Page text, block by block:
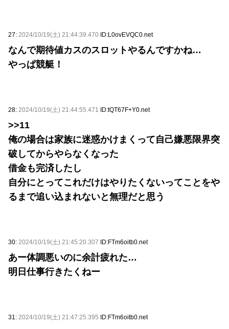
27: 2024/10/19(土) 21:44:39.470 ID:L0ovEVQC0.net
なんで期待値カスのスロットやるんですかね…
やっぱ競艇！
28: 2024/10/19(土) 21:44:55.471 ID:tQT67F+Y0.net
>>11
俺の場合は家族に迷惑かけまくって自己嫌悪限界突
破してからやらなくなった
借金も完済したし
自分にとってこれだけはやりたくないってことをや
るまで追い込まれないと無理だと思う
30: 2024/10/19(土) 21:45:20.307 ID:FTm6oitb0.net
あー体調悪いのに余計疲れた…
明日仕事行きたくねー
31: 2024/10/19(土) 21:47:25.395 ID:FTm6oitb0.net